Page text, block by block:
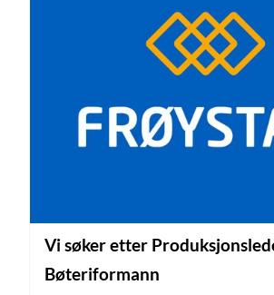
Vi søker etter
Bøteriformann